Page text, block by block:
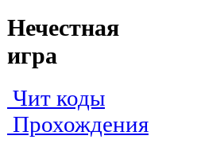
Нечестная
игра
Чит коды
Прохождения